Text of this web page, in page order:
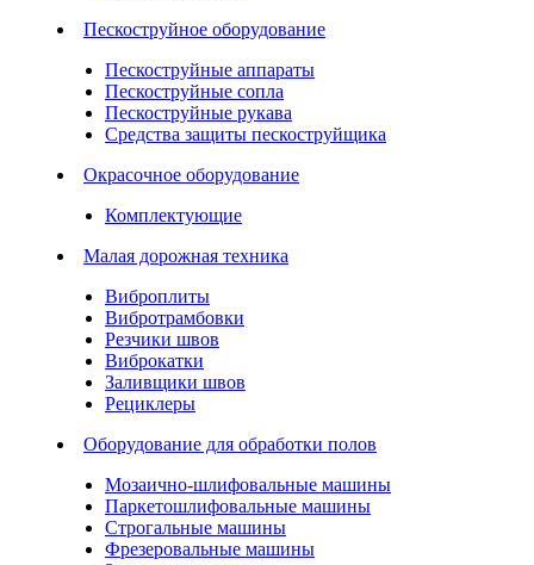
Пескоструйное оборудование
Пескоструйные аппараты
Пескоструйные сопла
Пескоструйные рукава
Средства защиты пескоструйщика
Окрасочное оборудование
Комплектующие
Малая дорожная техника
Виброплиты
Вибротрамбовки
Резчики швов
Виброкатки
Заливщики швов
Рециклеры
Оборудование для обработки полов
Мозаично-шлифовальные машины
Паркетошлифовальные машины
Строгальные машины
Фрезеровальные машины